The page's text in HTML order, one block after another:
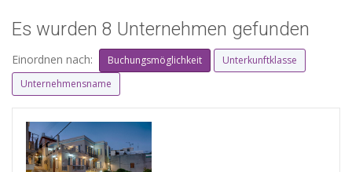
Es wurden 8 Unternehmen gefunden
Einordnen nach: Buchungsmöglichkeit
Unterkunftklasse
Unternehmensname